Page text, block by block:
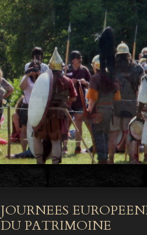
JOURNEES
DU PATRIMOINE